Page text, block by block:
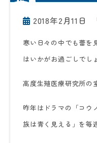
2018年2月11日
寒い日々の中でも蕾を
はいかがお過ごしでし
高度生殖医療研究所の
昨年はドラマの「コウ
族は青く見える」を毎